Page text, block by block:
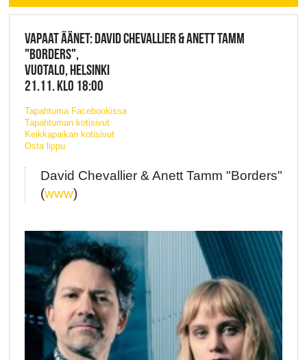
VAPAAT ÄÄNET: DAVID CHEVALLIER & ANETT TAMM
"BORDERS",
VUOTALO, HELSINKI
21.11. KLO 18:00
Tapahtuma Facebookissa
Tapahtuman kotisivut
Keikkapaikan kotisivut
Osta lippu
David Chevallier & Anett Tamm "Borders"
(www)